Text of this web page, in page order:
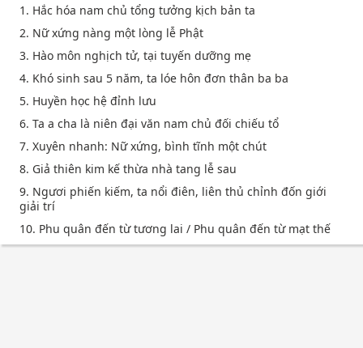
1. Hắc hóa nam chủ tổng tưởng kịch bản ta
2. Nữ xứng nàng một lòng lễ Phật
3. Hào môn nghịch tử, tại tuyến dưỡng mẹ
4. Khó sinh sau 5 năm, ta lóe hôn đơn thân ba ba
5. Huyền học hệ đỉnh lưu
6. Ta a cha là niên đại văn nam chủ đối chiếu tổ
7. Xuyên nhanh: Nữ xứng, bình tĩnh một chút
8. Giả thiên kim kế thừa nhà tang lễ sau
9. Ngươi phiến kiếm, ta nổi điên, liên thủ chỉnh đốn giới
giải trí
10. Phu quân đến từ tương lai / Phu quân đến từ mạt thế